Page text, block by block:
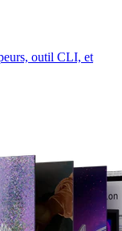
outil CLI, et